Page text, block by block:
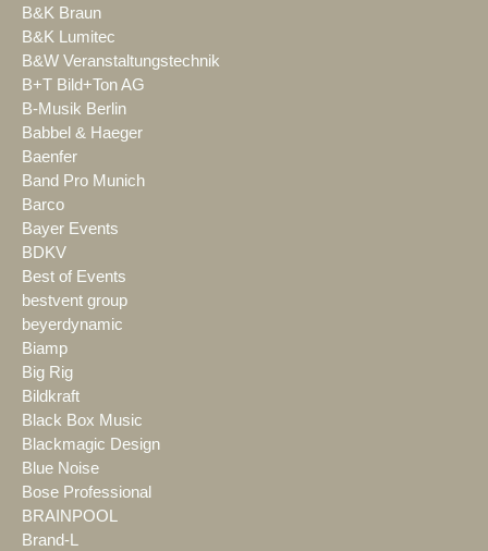
B&K Braun
B&K Lumitec
B&W Veranstaltungstechnik
B+T Bild+Ton AG
B-Musik Berlin
Babbel & Haeger
Baenfer
Band Pro Munich
Barco
Bayer Events
BDKV
Best of Events
bestvent group
beyerdynamic
Biamp
Big Rig
Bildkraft
Black Box Music
Blackmagic Design
Blue Noise
Bose Professional
BRAINPOOL
Brand-L